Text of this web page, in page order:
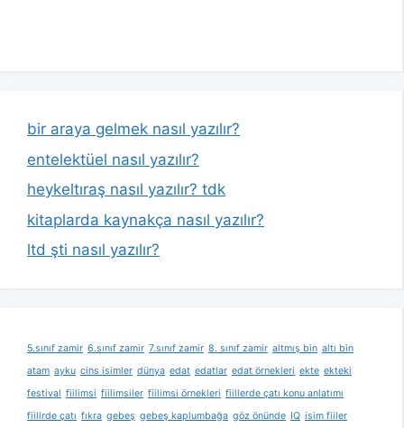
bir araya gelmek nasıl yazılır?
entelektüel nasıl yazılır?
heykeltıraş nasıl yazılır? tdk
kitaplarda kaynakça nasıl yazılır?
ltd şti nasıl yazılır?
5.sınıf zamir 6.sınıf zamir 7.sınıf zamir 8. sınıf zamir altmış bin altı bin
atam ayku cins isimler dünya edat edatlar edat örnekleri ekte ekteki
festival fiilimsi fiilimsiler fiilimsi örnekleri fiillerde çatı konu anlatımı
fiillrde çatı fıkra gebeş gebeş kaplumbağa göz önünde IQ isim fiiler